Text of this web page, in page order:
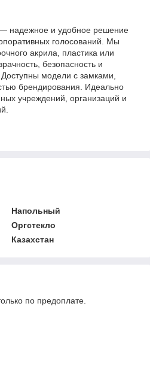
надежное и удобное решение
голосований. Мы
акрила, пластика или
безопасность и
модели с замками,
брендирования. Идеально
учреждений, организаций и
Напольный
Оргстекло
Казахстан
по предоплате.